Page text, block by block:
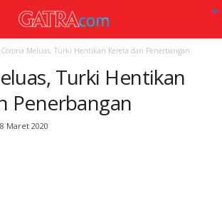
Corona Meluas, Turki Hentikan Kereta dan Penerbangan
Turki Hentikan
Penerbangan
Maret 2020